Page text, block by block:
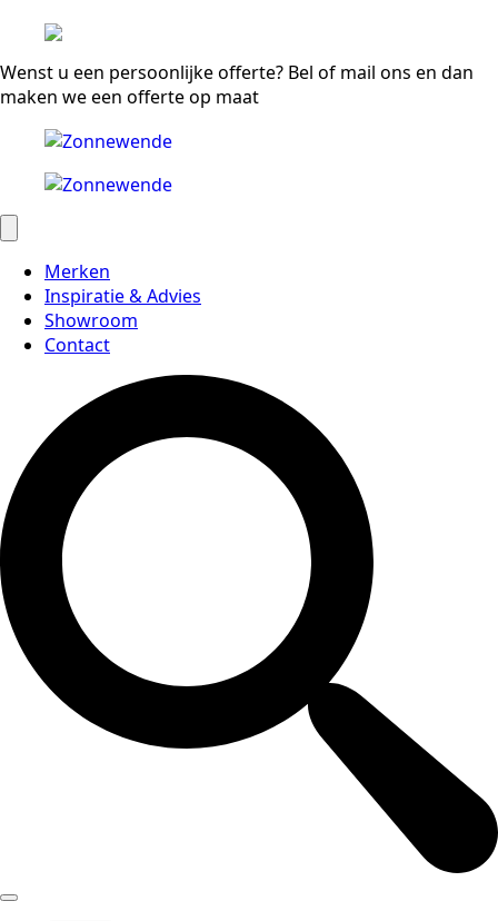
Wenst u een persoonlijke offerte? Bel of mail ons en dan
maken we een offerte op maat
Merken
Inspiratie & Advies
Showroom
Contact